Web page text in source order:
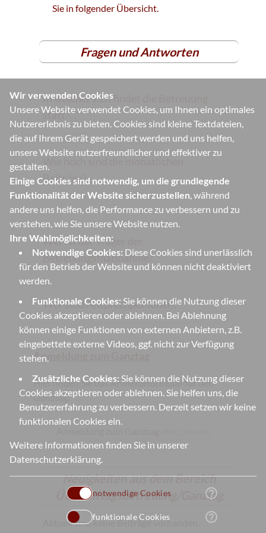
Wir verwenden Cookies
Unsere Website verwendet Cookies, um Ihnen ein optimales
Nutzererlebnis zu bieten. Cookies sind kleine Textdateien,
die auf Ihrem Gerät gespeichert werden und uns helfen,
unsere Website nutzerfreundlicher und effektiver zu
gestalten.
Einige Cookies sind notwendig, um die grundlegende
Funktionalität der Website sicherzustellen, während
andere uns helfen, die Performance zu verbessern und zu
verstehen, wie Sie unsere Website nutzen.
Ihre Wahlmöglichkeiten:
Notwendige Cookies: Diese Cookies sind unerlässlich
für den Betrieb der Website und können nicht deaktiviert
werden.
Funktionale Cookies: Sie können die Nutzung dieser
Cookies akzeptieren oder ablehnen. Bei Ablehnung
können einige Funktionen von externen Anbietern, z.B.
eingebettete externe Videos, ggf. nicht zur Verfügung
stehen.
Zusätzliche Cookies: Sie können die Nutzung dieser
Cookies akzeptieren oder ablehnen. Sie helfen uns, die
Benutzererfahrung zu verbessern. Derzeit setzen wir keine
funktionalen Cookies ein.
Weitere Informationen finden Sie in unserer
Datenschutzerklärung.
notwendige Cookies help_outline
funktionale Cookies help_outline
Sie in folgender Übersicht.
Fragen und Antworten
In welcher Zeit findet die Betreuung
statt?
Beiträge?
Wer ist der Träger der
Betreuungsmaßnahme?
Wer sind Ansprechpersonen?
Anmeldung zum Ganztag
Hier finden Sie das Anmeldeformular für den
Ganztag:
Neuigkeiten aus dem Bereich
Übermittagsbetreuung/Ganztag
Aktuell sind keine Beiträge vorhanden.